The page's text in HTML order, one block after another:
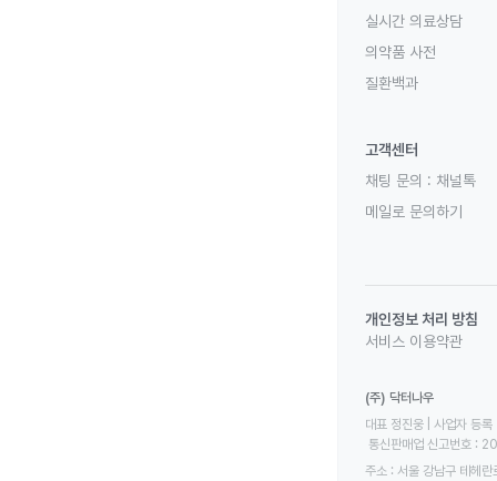
실시간 의료상담
의약품 사전
질환백과
고객센터
채팅 문의 : 채널톡
메일로 문의하기
개인정보 처리 방침
서비스 이용약관
(주) 닥터나우
대표 정진웅 | 사업자
통신판매업 신고번호
주소 : 서울 강남구 테헤